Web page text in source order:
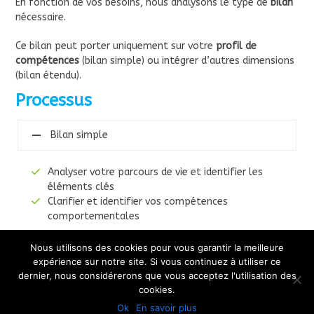
nécessaire.
Ce bilan peut porter uniquement sur votre profil de
compétences(bilan simple) ou intégrer d’autres dimensions
(bilan étendu).
Processus
Bilan simple
Analyser votre parcours de vie et identifier les
éléments clés
Clarifier et identifier vos compétences
comportementales
Bilan étendu
Me contacter
coachingprofessionnel.be- All Rights Reserved
Nous utilisons des cookies pour vous garantir la meilleure
expérience sur notre site. Si vous continuez à utiliser ce
dernier, nous considérerons que vous acceptez l'utilisation des
cookies.
Ok
En savoir plus